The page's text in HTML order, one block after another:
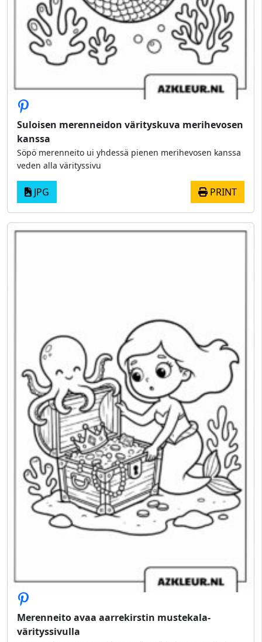
Suloisen merenneidon värityskuva merihevosen
kanssa
Söpö merenneito ui yhdessä pienen merihevosen kanssa
veden alla värityssivu
JPG PRINT
Merenneito avaa aarrekirstin mustekala-
värityssivulla